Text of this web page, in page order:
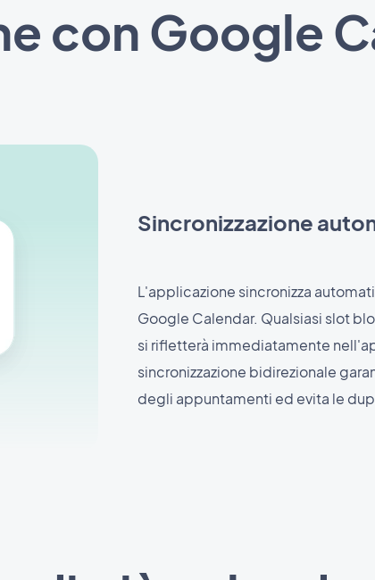
con Google
Sincronizzazione
L'applicazione sincronizza
Google Calendar. Qualsiasi slot
si rifletterà immediatamente
sincronizzazione bidirezionale
degli appuntamenti ed evita le